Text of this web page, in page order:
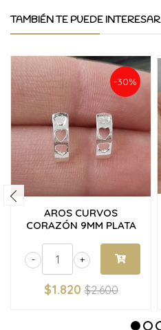
TAMBIÉN TE PUEDE INTERESAR
-30%
AROS CURVOS
CORAZÓN 9MM PLATA
+
-
$1.820 $2.600